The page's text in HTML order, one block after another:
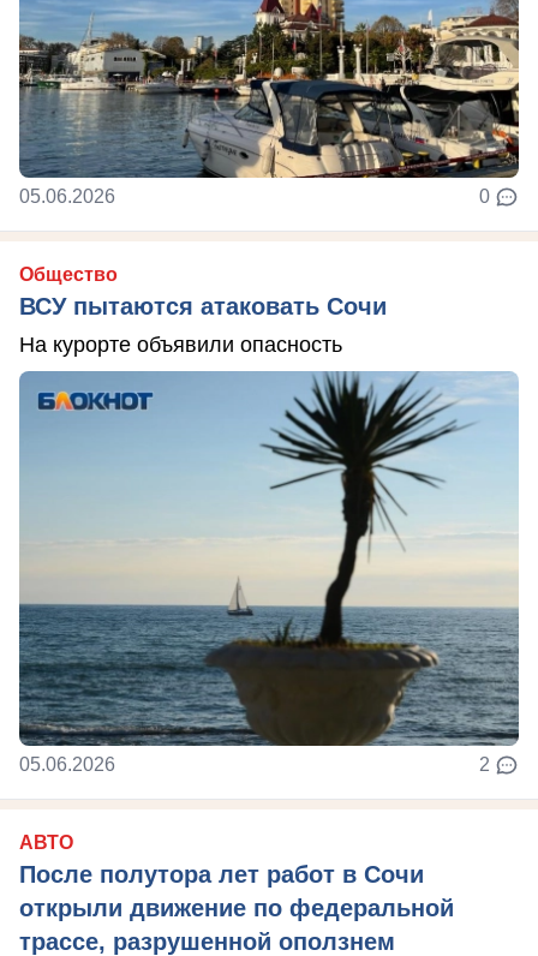
05.06.2026 0
Общество
ВСУ пытаются атаковать Сочи
На курорте объявили опасность
05.06.2026 2
АВТО
После полутора лет работ в Сочи
открыли движение по федеральной
трассе, разрушенной оползнем